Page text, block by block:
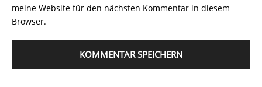
meine Website für den nächsten Kommentar in diesem
Browser.